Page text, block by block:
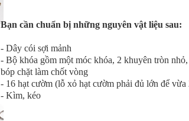
Bạn cần chuẩn bị những nguyên vật liệu sau:
- Dây cói sợi mảnh
- Bộ khóa gồm một móc khóa, 2 khuyên tròn
bóp chặt làm chốt vòng
- 16 hạt cườm (lỗ xỏ hạt cườm phải đủ lớn để vừa
- Kìm, kéo